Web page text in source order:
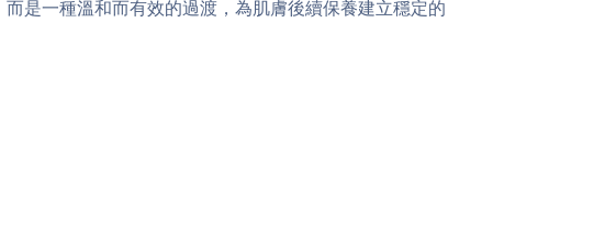
而是一種溫和而有效的過渡，為肌膚後續保養建立穩定的